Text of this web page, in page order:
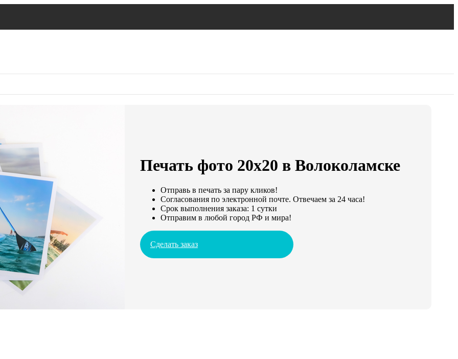
Печать фото 20х20 в Волоколамске
Отправь в печать за пару кликов!
Согласования по электронной почте. Отвечаем за 24 часа!
Срок выполнения заказа: 1 сутки
Отправим в любой город РФ и мира!
Сделать заказ